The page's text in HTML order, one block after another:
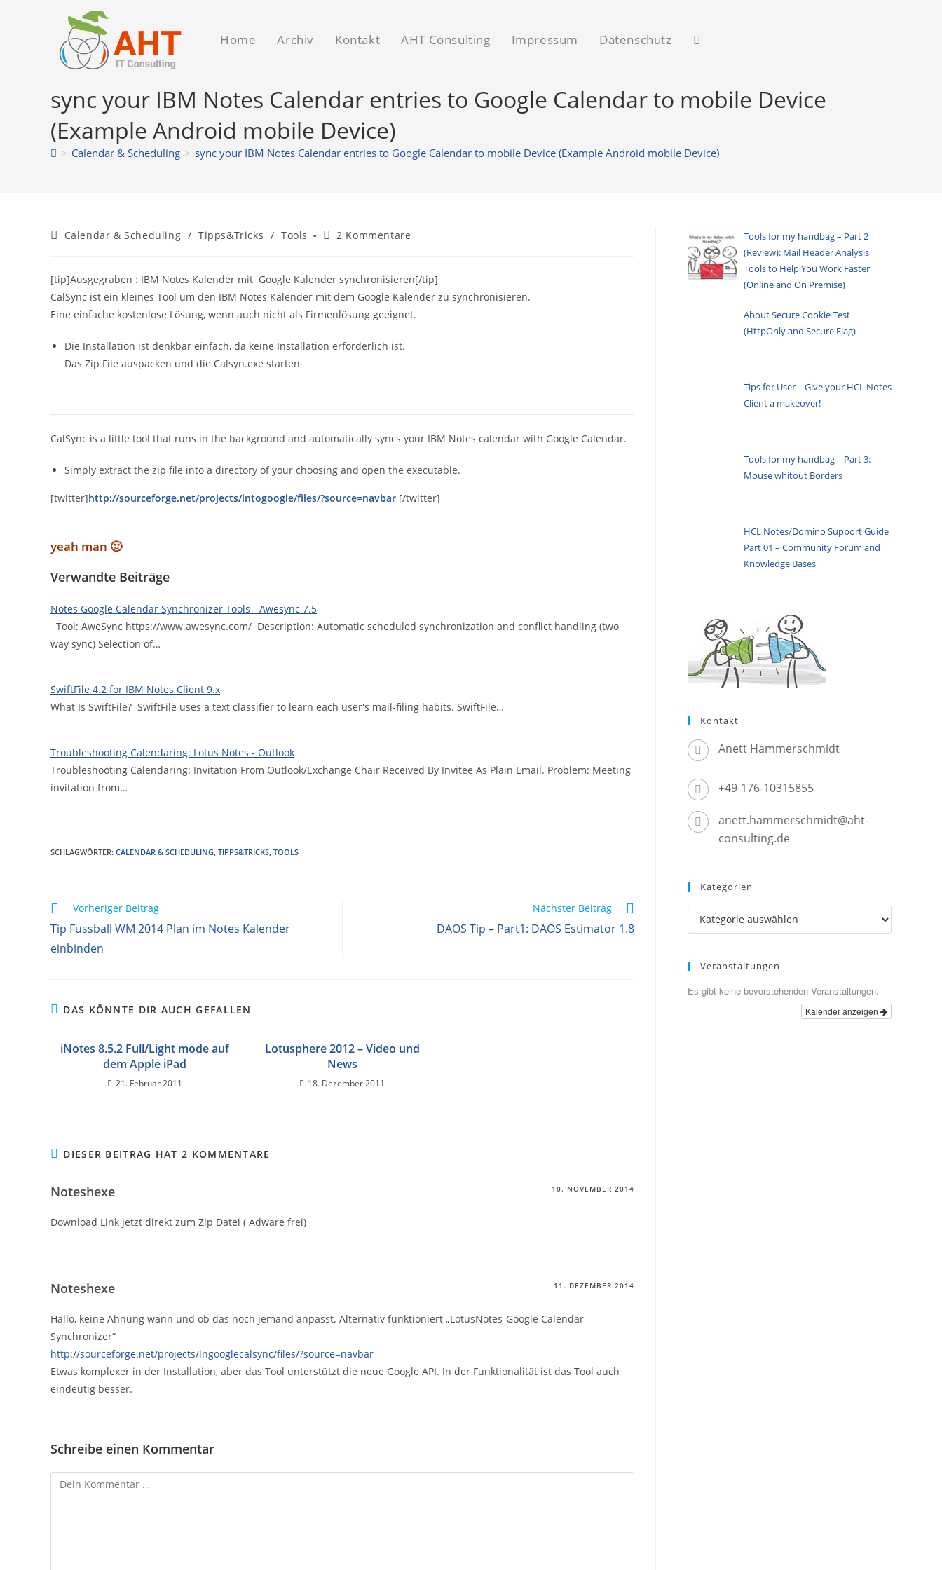
Home Archiv Kontakt AHT Consulting Impressum Datenschutz Website-
sync your IBM Notes Calendar entries to Google Calendar to mobile Device
(Example Android mobile Device)
> Calendar & Scheduling > sync your IBM Notes Calendar entries to Google Calendar to mobile Device (Example Android mobile Device)
Beitrags-
Calendar & Scheduling / Tipps&Tricks / Tools
Beitrags-
2 Kommentare
[tip]Ausgegraben : IBM Notes Kalender mit Google Kalender synchronisieren[/tip]
CalSync ist ein kleines Tool um den IBM Notes Kalender mit dem Google Kalender zu synchronisieren.
Eine einfache kostenlose Lösung, wenn auch nicht als Firmenlösung geeignet.
Die Installation ist denkbar einfach, da keine Installation erforderlich ist.
Das Zip File auspacken und die Calsyn.exe starten
CalSync is a little tool that runs in the background and automatically syncs your IBM Notes calendar with Google Calendar.
Simply extract the zip file into a directory of your choosing and open the executable.
[twitter]http://sourceforge.net/projects/lntogoogle/files/?source=navbar [/twitter]
yeah man 🙂
Verwandte Beiträge
Notes Google Calendar Synchronizer Tools - Awesync 7.5
Tool: AweSync https://www.awesync.com/ Description: Automatic scheduled synchronization and conflict handling (two
way sync) Selection of…
SwiftFile 4.2 for IBM Notes Client 9.x
What Is SwiftFile? SwiftFile uses a text classifier to learn each user's mail-filing habits. SwiftFile…
Troubleshooting Calendaring: Lotus Notes - Outlook
Troubleshooting Calendaring: Invitation From Outlook/Exchange Chair Received By Invitee As Plain Email. Problem: Meeting
invitation from…
SCHLAGWÖRTER: CALENDAR & SCHEDULING, TIPPS&TRICKS, TOOLS
Weitere
ansehen
Vorheriger Beitrag
Tip Fussball WM 2014 Plan im Notes Kalender
einbinden
Nächster Beitrag
DAOS Tip – Part1: DAOS Estimator 1.8
DAS KÖNNTE DIR AUCH GEFALLEN
iNotes 8.5.2 Full/Light mode auf
dem Apple iPad
21. Februar 2011
Lotusphere 2012 – Video und
News
18. Dezember 2011
DIESER BEITRAG HAT 2 KOMMENTARE
Noteshexe 10. NOVEMBER 2014
Download Link jetzt direkt zum Zip Datei ( Adware frei)
Noteshexe 11. DEZEMBER 2014
Hallo, keine Ahnung wann und ob das noch jemand anpasst. Alternativ funktioniert „LotusNotes-Google Calendar
Synchronizer“
http://sourceforge.net/projects/lngooglecalsync/files/?source=navbar
Etwas komplexer in der Installation, aber das Tool unterstützt die neue Google API. In der Funktionalität ist das Tool auch
eindeutig besser.
Schreibe einen Kommentar
Kommentar
Tools for my handbag – Part 2
(Review): Mail Header Analysis
Tools to Help You Work Faster
(Online and On Premise)
About Secure Cookie Test
(HttpOnly and Secure Flag)
Tips for User – Give your HCL Notes
Client a makeover!
Tools for my handbag – Part 3:
Mouse whitout Borders
HCL Notes/Domino Support Guide
Part 01 – Community Forum and
Knowledge Bases
Kontakt
Anett Hammerschmidt
+49-176-10315855
anett.hammerschmidt@aht-
consulting.de
Kategorien
Kategorien
Veranstaltungen
Es gibt keine bevorstehenden Veranstaltungen.
Kalender anzeigen